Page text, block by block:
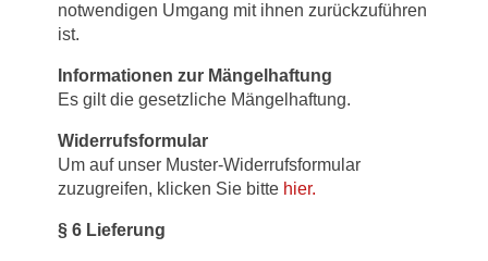
notwendigen Umgang mit ihnen zurückzuführen
ist.
Informationen zur Mängelhaftung
Es gilt die gesetzliche Mängelhaftung.
Widerrufsformular
Um auf unser Muster-Widerrufsformular
zuzugreifen, klicken Sie bitte hier.
§ 6 Lieferung